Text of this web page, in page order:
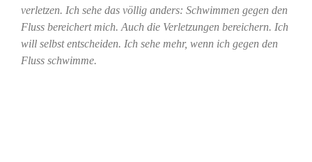
verletzen. Ich sehe das völlig anders: Schwimmen gegen den
Fluss bereichert mich. Auch die Verletzungen bereichern. Ich
will selbst entscheiden. Ich sehe mehr, wenn ich gegen den
Fluss schwimme.